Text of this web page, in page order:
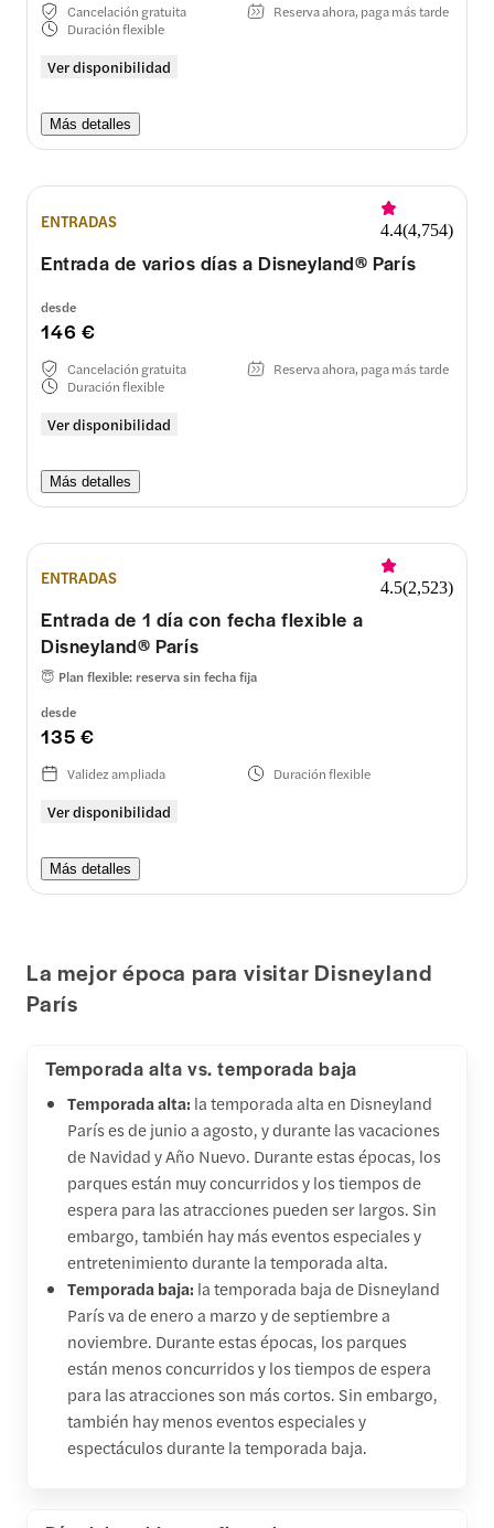
Ver disponibilidad
Cancelación gratuita
Reserva ahora, paga más tarde
Duración flexible
Más detalles
ENTRADAS 4.4(4,754)
Entrada de varios días a Disneyland® París
desde
146 €
Ver disponibilidad
Cancelación gratuita
Reserva ahora, paga más tarde
Duración flexible
Más detalles
ENTRADAS 4.5(2,523)
Entrada de 1 día con fecha flexible a
Disneyland® París
desde
135 €
Ver disponibilidad
😇 Plan flexible: reserva sin fecha fija
Validez ampliada Duración flexible
Más detalles
La mejor época para visitar Disneyland
París
Temporada alta vs. temporada baja
Temporada alta: la temporada alta en Disneyland
París es de junio a agosto, y durante las vacaciones
de Navidad y Año Nuevo. Durante estas épocas, los
parques están muy concurridos y los tiempos de
espera para las atracciones pueden ser largos. Sin
embargo, también hay más eventos especiales y
entretenimiento durante la temporada alta.
Temporada baja: la temporada baja de Disneyland
París va de enero a marzo y de septiembre a
noviembre. Durante estas épocas, los parques
están menos concurridos y los tiempos de espera
para las atracciones son más cortos. Sin embargo,
también hay menos eventos especiales y
espectáculos durante la temporada baja.